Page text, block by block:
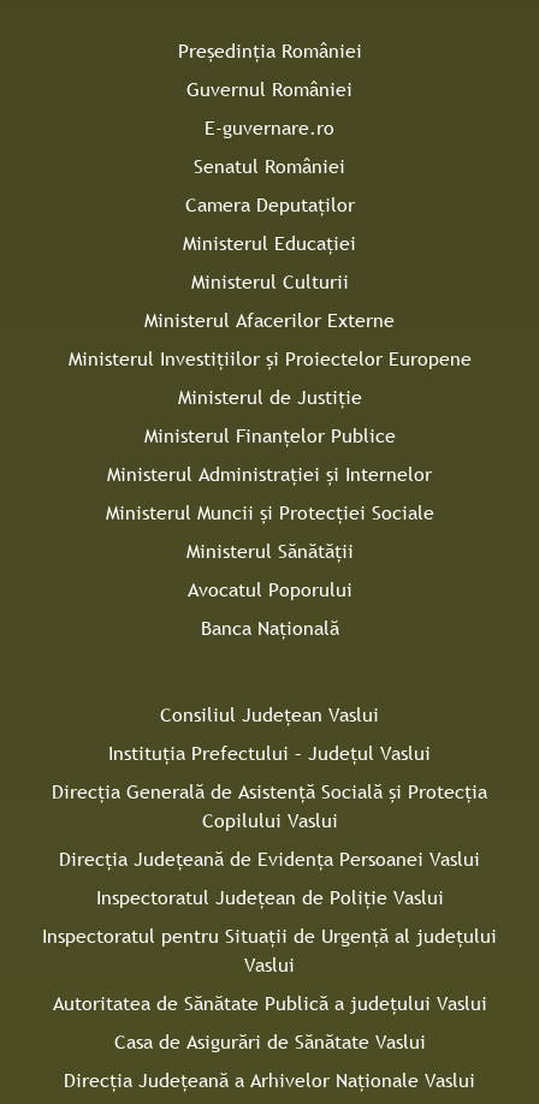
Președinția României
Guvernul României
E-guvernare.ro
Senatul României
Camera Deputaților
Ministerul Educației
Ministerul Culturii
Ministerul Afacerilor Externe
Ministerul Investițiilor și Proiectelor Europene
Ministerul de Justiție
Ministerul Finanțelor Publice
Ministerul Administrației și Internelor
Ministerul Muncii și Protecției Sociale
Ministerul Sănătății
Avocatul Poporului
Banca Națională
Consiliul Judeţean Vaslui
Instituţia Prefectului – Judeţul Vaslui
Direcţia Generală de Asistenţă Socială şi Protecţia
Copilului Vaslui
Direcţia Judeţeană de Evidenţa Persoanei Vaslui
Inspectoratul Judeţean de Poliţie Vaslui
Inspectoratul pentru Situaţii de Urgenţă al judeţului
Vaslui
Autoritatea de Sănătate Publică a judeţului Vaslui
Casa de Asigurări de Sănătate Vaslui
Direcţia Judeţeană a Arhivelor Naţionale Vaslui